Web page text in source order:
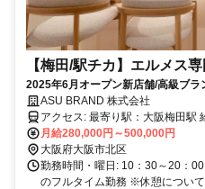
【梅田/駅チカ】エルメス
2025年6月オープン新店舗/高級ブ
収入・残業基本なし/語学スキルを活
ASU BRAND 株式会社
アクセス: 最寄り駅：大阪梅田駅 給与: 月給25万円～ +個人インセン
ティブ+賞与年2回 ※月20時間の
給します ＜月収例＞ 月給25万円＋個人インセンティブ＝月給31万円
＜年収例＞ 月給31万円+賞与2回＝年収447万円
インセンティブに応じて変動す
月給280,000円～500,000円
大阪府大阪市北区
勤務時間・曜日: 10：30～20：
のフルタイム勤務 ※休憩につい